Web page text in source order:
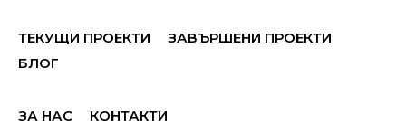
ТЕКУЩИ ПРОЕКТИ
ЗАВЪРШЕНИ ПРОЕКТИ
БЛОГ
ЗА НАС КОНТАКТИ